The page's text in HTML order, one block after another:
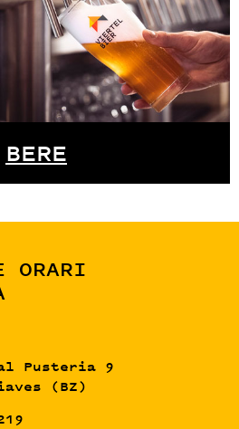
BERE
ORARI
Pusteria 9
(BZ)